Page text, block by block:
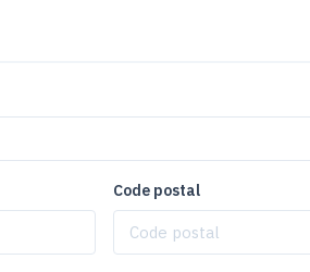
Code postal